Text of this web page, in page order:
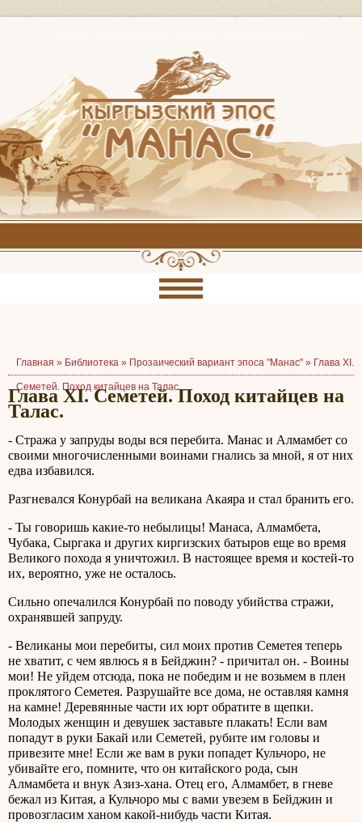
Главная » Библиотека » Прозаический вариант эпоса "Манас" » Глава XI.
Семетей. Поход китайцев на Талас.
Глава XI. Семетей. Поход китайцев на
Талас.
- Стража у запруды воды вся перебита. Манас и Алмамбет со
своими многочисленными воинами гнались за мной, я от них
едва избавился.
Разгневался Конурбай на великана Акаяра и стал бранить его.
- Ты говоришь какие-то небылицы! Манаса, Алмамбета,
Чубака, Сыргака и других киргизских батыров еще во время
Великого похода я уничтожил. В настоящее время и костей-то
их, вероятно, уже не осталось.
Сильно опечалился Конурбай по поводу убийства стражи,
охранявшей запруду.
- Великаны мои перебиты, сил моих против Семетея теперь
не хватит, с чем явлюсь я в Бейджин? - причитал он. - Воины
мои! Не уйдем отсюда, пока не победим и не возьмем в плен
проклятого Семетея. Разрушайте все дома, не оставляя камня
на камне! Деревянные части их юрт обратите в щепки.
Молодых женщин и девушек заставьте плакать! Если вам
попадут в руки Бакай или Семетей, рубите им головы и
привезите мне! Если же вам в руки попадет Кульчоро, не
убивайте его, помните, что он китайского рода, сын
Алмамбета и внук Азиз-хана. Отец его, Алмамбет, в гневе
бежал из Китая, а Кульчоро мы с вами увезем в Бейджин и
провозгласим ханом какой-нибудь части Китая.